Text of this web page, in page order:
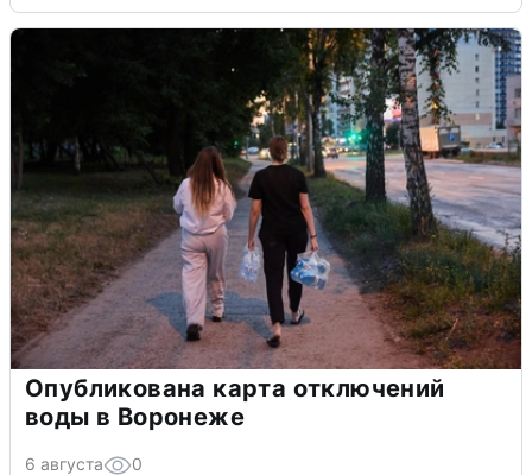
Опубликована карта отключений
воды в Воронеже
6 августа 0